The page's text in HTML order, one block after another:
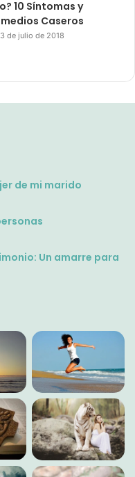
10 Síntomas y
Caseros
de julio de 2018
de mi marido
Un amarre para